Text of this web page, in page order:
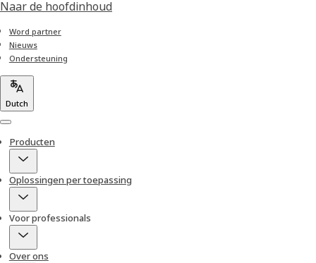
Naar de hoofdinhoud
Word partner
Nieuws
Ondersteuning
Dutch
Menu
Producten
Oplossingen per toepassing
Voor professionals
Over ons